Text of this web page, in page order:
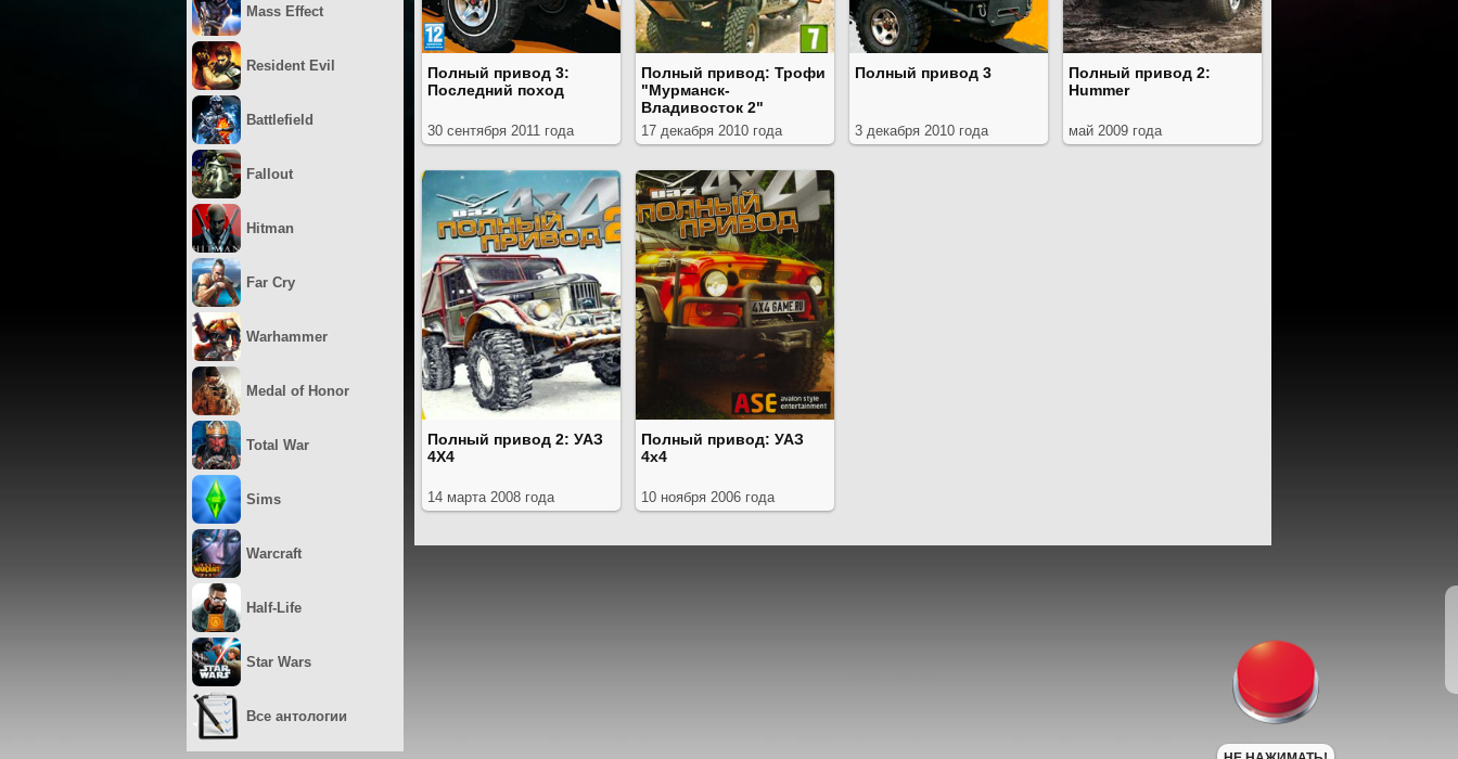
Полный привод 3:
Последний поход
30 сентября 2011 года
Полный привод: Трофи
"Мурманск-
Владивосток 2"
17 декабря 2010 года
Полный привод 3
3 декабря 2010 года
Полный привод 2:
Hummer
май 2009 года
Полный привод 2: УАЗ
4X4
14 марта 2008 года
Полный привод: УАЗ
4x4
10 ноября 2006 года
Mass Effect
Resident Evil
Battlefield
Fallout
Hitman
Far Cry
Warhammer
Medal of Honor
Total War
Sims
Warcraft
Half-Life
Star Wars
Все антологии